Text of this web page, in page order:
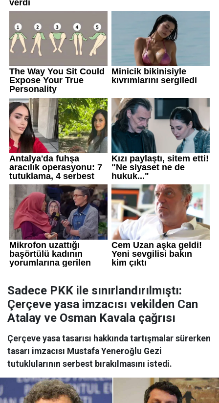
Sadece PKK ile sınırlandırılmıştı:
Çerçeve yasa imzacısı vekilden Can
Atalay ve Osman Kavala çağrısı
Çerçeve yasa tasarısı hakkında tartışmalar sürerken
tasarı imzacısı Mustafa Yeneroğlu Gezi
tutuklularının serbest bırakılmasını istedi.